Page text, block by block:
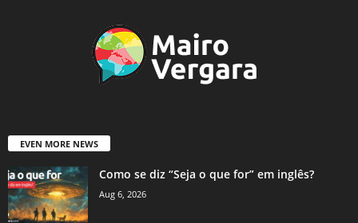
EVEN MORE NEWS
Como se diz “Seja o que for” em inglês?
Aug 6, 2026